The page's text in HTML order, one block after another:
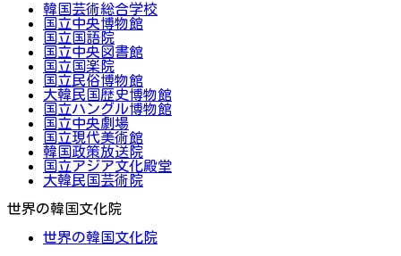
韓国芸術総合学校
国立中央博物館
国立国語院
国立中央図書館
国立国楽院
国立民俗博物館
大韓民国歴史博物館
国立ハングル博物館
国立中央劇場
国立現代美術館
韓国政策放送院
国立アジア文化殿堂
大韓民国芸術院
世界の韓国文化院
世界の韓国文化院